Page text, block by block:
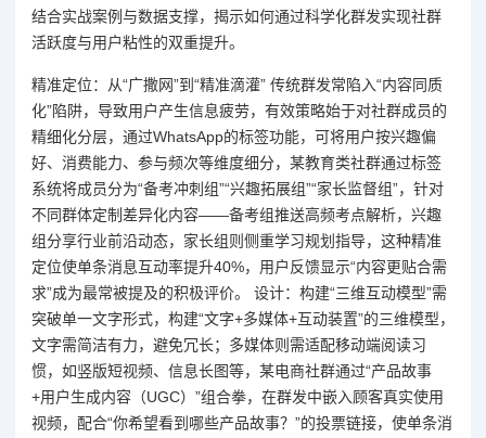
结合实战案例与数据支撑，揭示如何通过科学化群发实现社群
活跃度与用户粘性的双重提升。
精准定位：从“广撒网”到“精准滴灌” 传统群发常陷入“内容同质
化”陷阱，导致用户产生信息疲劳，有效策略始于对社群成员的
精细化分层，通过WhatsApp的标签功能，可将用户按兴趣偏
好、消费能力、参与频次等维度细分，某教育类社群通过标签
系统将成员分为“备考冲刺组”“兴趣拓展组”“家长监督组”，针对
不同群体定制差异化内容——备考组推送高频考点解析，兴趣
组分享行业前沿动态，家长组则侧重学习规划指导，这种精准
定位使单条消息互动率提升40%，用户反馈显示“内容更贴合需
求”成为最常被提及的积极评价。 设计：构建“三维互动模型”需
突破单一文字形式，构建“文字+多媒体+互动装置”的三维模型，
文字需简洁有力，避免冗长；多媒体则需适配移动端阅读习
惯，如竖版短视频、信息长图等，某电商社群通过“产品故事
+用户生成内容（UGC）”组合拳，在群发中嵌入顾客真实使用
视频，配合“你希望看到哪些产品故事？”的投票链接，使单条消